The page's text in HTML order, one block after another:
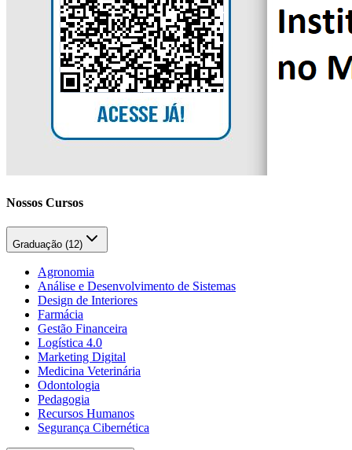
Nossos Cursos
Graduação (12)
Agronomia
Análise e Desenvolvimento de Sistemas
Design de Interiores
Farmácia
Gestão Financeira
Logística 4.0
Marketing Digital
Medicina Veterinária
Odontologia
Pedagogia
Recursos Humanos
Segurança Cibernética